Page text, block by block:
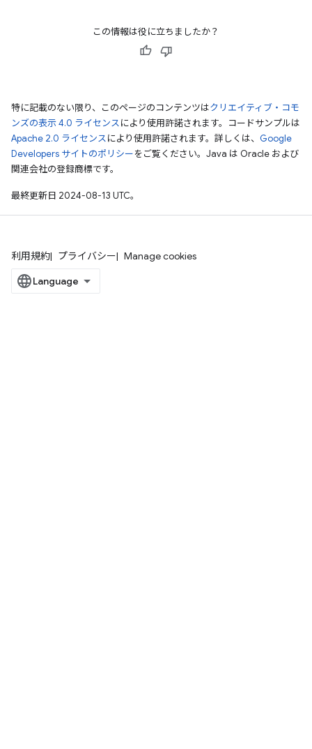
この情報は役に立ちましたか？
特に記載のない限り、このページのコンテンツはクリエイティブ・コモ
ンズの表示 4.0 ライセンスにより使用許諾されます。コードサンプルは
Apache 2.0 ライセンスにより使用許諾されます。詳しくは、 Google
Developers サイトのポリシーをご覧ください。Java は Oracle および
関連会社の登録商標です。
最終更新日 2024-08-13 UTC。
利用規約 プライバシー Manage cookies